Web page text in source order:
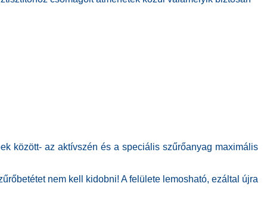
között- az aktívszén és a speciális szűrőanyag maximális
nem kell kidobni! A felülete lemosható, ezáltal újra